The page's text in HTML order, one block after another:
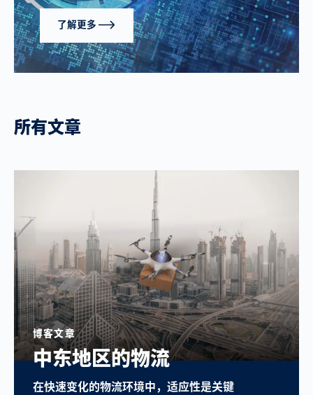
了解更多
所有文章
博客文章
中东地区的物流
在快速变化的物流环境中，适应性是关键